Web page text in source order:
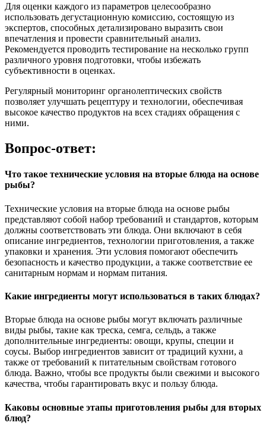
Для оценки каждого из параметров целесообразно
использовать дегустационную комиссию, состоящую из
экспертов, способных детализировано выразить свои
впечатления и провести сравнительный анализ.
Рекомендуется проводить тестирование на несколько групп
различного уровня подготовки, чтобы избежать
субъективности в оценках.
Регулярный мониторинг органолептических свойств
позволяет улучшать рецептуру и технологии, обеспечивая
высокое качество продуктов на всех стадиях обращения с
ними.
Вопрос-ответ:
Что такое технические условия на вторые блюда на основе
рыбы?
Технические условия на вторые блюда на основе рыбы
представляют собой набор требований и стандартов, которым
должны соответствовать эти блюда. Они включают в себя
описание ингредиентов, технологии приготовления, а также
упаковки и хранения. Эти условия помогают обеспечить
безопасность и качество продукции, а также соответствие ее
санитарным нормам и нормам питания.
Какие ингредиенты могут использоваться в таких блюдах?
Вторые блюда на основе рыбы могут включать различные
виды рыбы, такие как треска, семга, сельдь, а также
дополнительные ингредиенты: овощи, крупы, специи и
соусы. Выбор ингредиентов зависит от традиций кухни, а
также от требований к питательным свойствам готового
блюда. Важно, чтобы все продукты были свежими и высокого
качества, чтобы гарантировать вкус и пользу блюда.
Каковы основные этапы приготовления рыбы для вторых
блюд?